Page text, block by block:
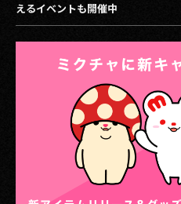
出版メ
美少
イベ
タテ
その
RECRUIT
CONTACT
PRIVACY POLICY
えるイベントも開催中